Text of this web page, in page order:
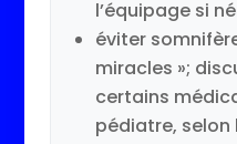
l’équipage si
éviter
miracles »;
certains
pédiatre,